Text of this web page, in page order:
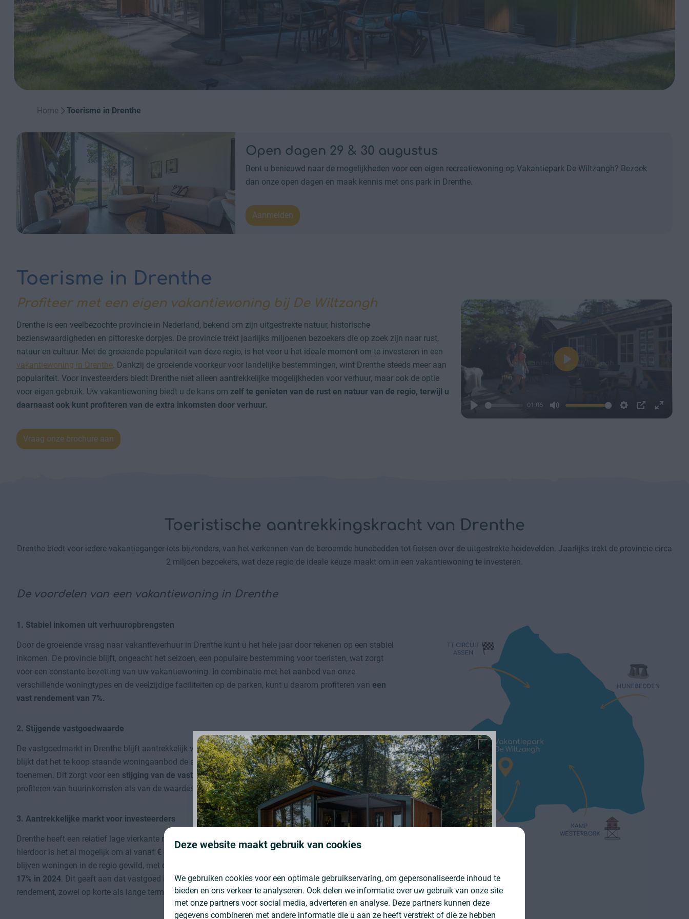
Home Toerisme in Drenthe
Open dagen 29 & 30 augustus
Bent u benieuwd naar de mogelijkheden voor een eigen recreatiewoning op Vakantiepark De Wiltzangh? Bezoek
dan onze open dagen en maak kennis met ons park in Drenthe.
Aanmelden
Toerisme in Drenthe
Profiteer met een eigen vakantiewoning bij De Wiltzangh
Drenthe is een veelbezochte provincie in Nederland, bekend om zijn uitgestrekte natuur, historische
bezienswaardigheden en pittoreske dorpjes. De provincie trekt jaarlijks miljoenen bezoekers die op zoek zijn naar rust,
natuur en cultuur. Met de groeiende populariteit van deze regio, is het voor u het ideale moment om te investeren in een
vakantiewoning in Drenthe. Dankzij de groeiende voorkeur voor landelijke bestemmingen, wint Drenthe steeds meer aan
populariteit. Voor investeerders biedt Drenthe niet alleen aantrekkelijke mogelijkheden voor verhuur, maar ook de optie
voor eigen gebruik. Uw vakantiewoning biedt u de kans om zelf te genieten van de rust en natuur van de regio, terwijl u
daarnaast ook kunt profiteren van de extra inkomsten door verhuur.
Vraag onze brochure aan
Play
01:06
Mute Settings
PIP Enter
Play
Toeristische aantrekkingskracht van Drenthe
Drenthe biedt voor iedere vakantieganger iets bijzonders, van het verkennen van de beroemde hunebedden tot fietsen over de uitgestrekte heidevelden. Jaarlijks trekt de provincie circa
2 miljoen bezoekers, wat deze regio de ideale keuze maakt om in een vakantiewoning te investeren.
De voordelen van een vakantiewoning in Drenthe
1. Stabiel inkomen uit verhuuropbrengsten
Door de groeiende vraag naar vakantieverhuur in Drenthe kunt u het hele jaar door rekenen op een stabiel
inkomen. De provincie blijft, ongeacht het seizoen, een populaire bestemming voor toeristen, wat zorgt
voor een constante bezetting van uw vakantiewoning. In combinatie met het aanbod van onze
verschillende woningtypes en de veelzijdige faciliteiten op de parken, kunt u daarom profiteren van een
vast rendement van 7%.
2. Stijgende vastgoedwaarde
De vastgoedmarkt in Drenthe blijft aantrekkelijk voor investeerders. Uit de laatste cijfers van de NVM
blijkt dat het te koop staande woningaanbod de afgelopen twee jaar is gedaald, terwijl de vraag wél blijft
toenemen. Dit zorgt voor een stijging van de vastgoedwaarde op lange termijn, zodat u zowel kunt
profiteren van huurinkomsten als van de waardestijging van uw woning.
3. Aantrekkelijke markt voor investeerders
Drenthe heeft een relatief lage vierkante meterprijs in vergelijking met andere regio's in Nederland, mede
hierdoor is het al mogelijk om al vanaf € 49.500,-
bij ons een vakantiehuis te kopen. Daarnaast
blijven woningen in de regio gewild, met een stijging van het aantal overbiedingen
17% in 2024. Dit geeft aan dat vastgoed in Drenthe een solideinvesteringis, met een goede kans op
rendement, zowel op korte als lange termijn.
Deze website maakt gebruik van cookies
We gebruiken cookies voor een optimale gebruikservaring, om gepersonaliseerde inhoud te
bieden en ons verkeer te analyseren. Ook delen we informatie over uw gebruik van onze site
met onze partners voor social media, adverteren en analyse. Deze partners kunnen deze
gegevens combineren met andere informatie die u aan ze heeft verstrekt of die ze hebben